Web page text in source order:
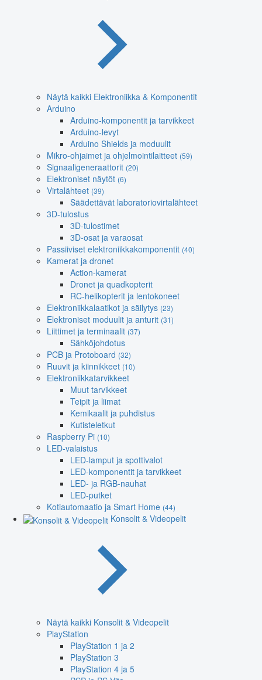
Näytä kaikki Elektroniikka & Komponentit
Arduino
Arduino-komponentit ja tarvikkeet
Arduino-levyt
Arduino Shields ja moduulit
Mikro-ohjaimet ja ohjelmointilaitteet (59)
Signaaligeneraattorit (20)
Elektroniset näytöt (6)
Virtalähteet (39)
Säädettävät laboratoriovirtalähteet
3D-tulostus
3D-tulostimet
3D-osat ja varaosat
Passiiviset elektroniikkakomponentit (40)
Kamerat ja dronet
Action-kamerat
Dronet ja quadkopterit
RC-helikopterit ja lentokoneet
Elektroniikkalaatikot ja säilytys (23)
Elektroniset moduulit ja anturit (31)
Liittimet ja terminaalit (37)
Sähköjohdotus
PCB ja Protoboard (32)
Ruuvit ja kiinnikkeet (10)
Elektroniikkatarvikkeet
Muut tarvikkeet
Teipit ja liimat
Kemikaalit ja puhdistus
Kutisteletkut
Raspberry Pi (10)
LED-valaistus
LED-lamput ja spottivalot
LED-komponentit ja tarvikkeet
LED- ja RGB-nauhat
LED-putket
Kotiautomaatio ja Smart Home (44)
Konsolit & Videopelit
Näytä kaikki Konsolit & Videopelit
PlayStation
PlayStation 1 ja 2
PlayStation 3
PlayStation 4 ja 5